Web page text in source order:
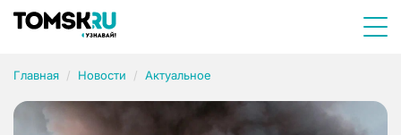
Главная Новости Актуальное